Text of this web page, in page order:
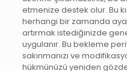
etmenize destek olur. Bu
herhangi bir zamanda
artırmak istediğinizde
uygulanır. Bu bekleme
sakınmanızı ve
hükmünüzü yeniden